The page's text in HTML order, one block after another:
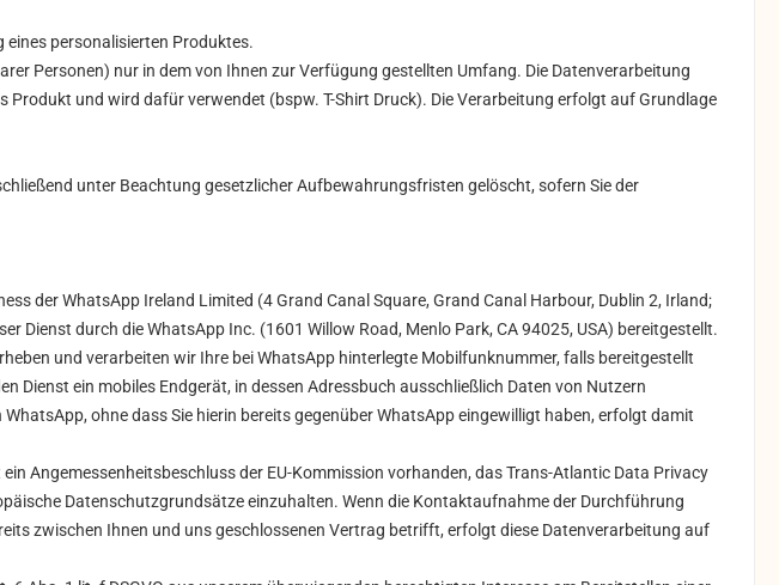
eines personalisierten Produktes.
Personen) nur in dem von Ihnen zur Verfügung gestellten Umfang. Die Datenverarbeitung
und wird dafür verwendet (bspw. T-Shirt Druck). Die Verarbeitung erfolgt auf Grundlage
unter Beachtung gesetzlicher Aufbewahrungsfristen gelöscht, sofern Sie der
der WhatsApp Ireland Limited (4 Grand Canal Square, Grand Canal Harbour, Dublin 2, Irland;
Dienst durch die WhatsApp Inc. (1601 Willow Road, Menlo Park, CA 94025, USA) bereitgestellt.
und verarbeiten wir Ihre bei WhatsApp hinterlegte Mobilfunknummer, falls bereitgestellt
Dienst ein mobiles Endgerät, in dessen Adressbuch ausschließlich Daten von Nutzern
ohne dass Sie hierin bereits gegenüber WhatsApp eingewilligt haben, erfolgt damit
Angemessenheitsbeschluss der EU-Kommission vorhanden, das Trans-Atlantic Data Privacy
Datenschutzgrundsätze einzuhalten. Wenn die Kontaktaufnahme der Durchführung
zwischen Ihnen und uns geschlossenen Vertrag betrifft, erfolgt diese Datenverarbeitung auf